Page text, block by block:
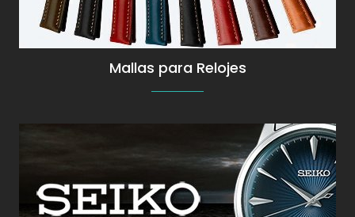
Mallas para Relojes
Más información